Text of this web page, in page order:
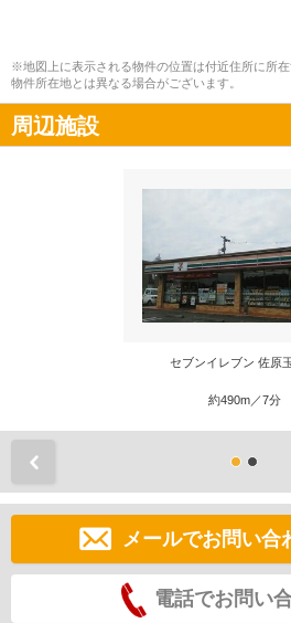
※地図上に表示される物件の位置は付近住所に所
物件所在地とは異なる場合がございます。
周辺施設
セブンイレブン 佐原
約490m／7分
メールでお問い合
電話でお問い